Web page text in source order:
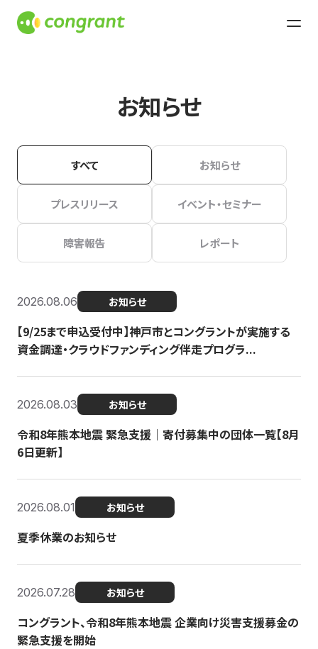
お知らせ
すべて お知らせ
プレスリリース イベント・セミナー
障害報告 レポート
2026.08.06 お知らせ
【9/25まで申込受付中】神戸市とコングラントが実施する
資金調達・クラウドファンディング伴走プログラ...
2026.08.03 お知らせ
令和8年熊本地震 緊急支援｜寄付募集中の団体一覧【8月
6日更新】
2026.08.01 お知らせ
夏季休業のお知らせ
2026.07.28 お知らせ
コングラント、令和8年熊本地震 企業向け災害支援募金の
緊急支援を開始